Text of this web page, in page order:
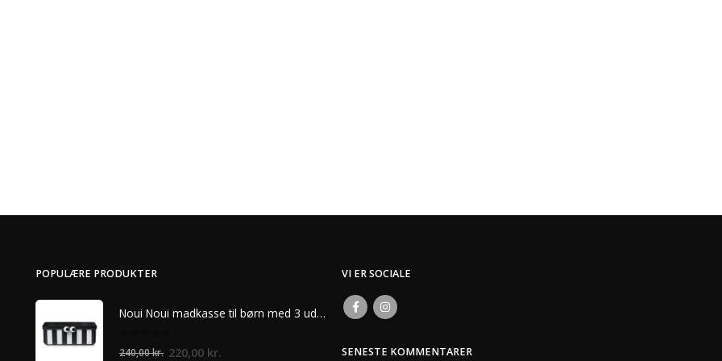
POPULÆRE PRODUKTER
Noui Noui madkasse til børn med 3 udtagelige rum – Sort
240,00kr. Den
220,00 kr.
VI ER SOCIALE
SENESTE KOMMENTARER